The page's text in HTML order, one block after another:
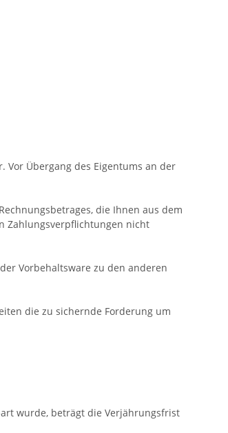
Vor Übergang des Eigentums an der
die Ihnen aus dem
Zahlungsverpflichtungen nicht
Vorbehaltsware zu den anderen
die zu sichernde Forderung um
wurde, beträgt die Verjährungsfrist